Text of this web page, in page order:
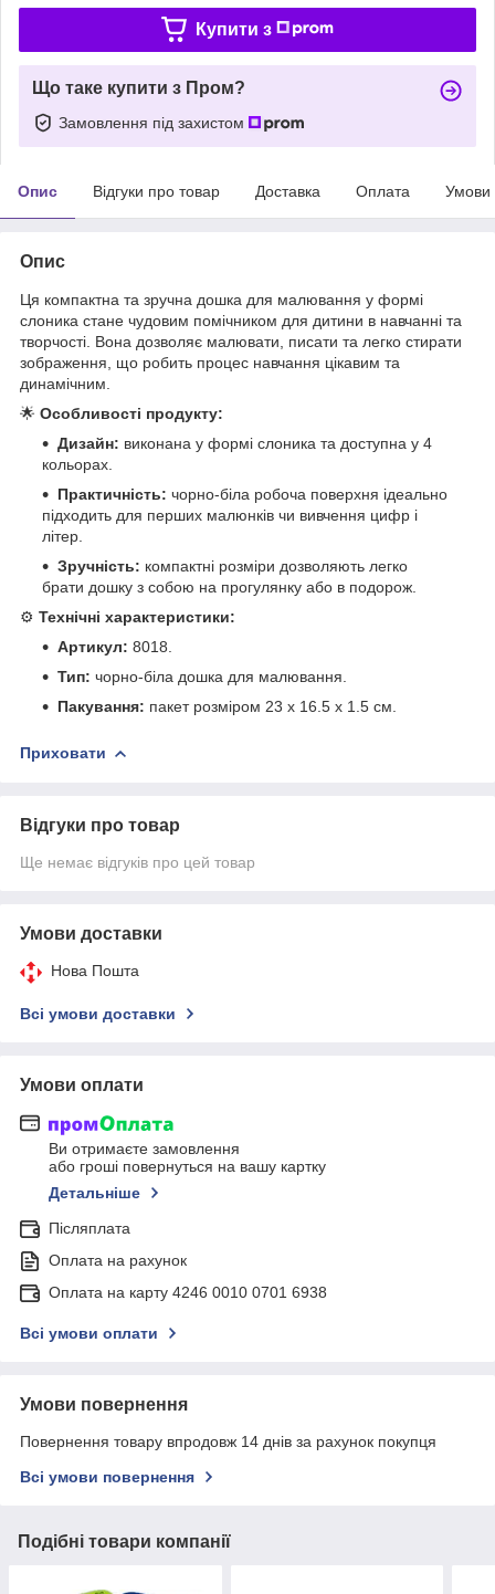
Купити з
Що таке купити з Пром?
Замовлення під захистом
Опис Відгуки про товар Доставка Оплата Умови
Опис
Ця компактна та зручна дошка для малювання у формі
слоника стане чудовим помічником для дитини в навчанні та
творчості. Вона дозволяє малювати, писати та легко стирати
зображення, що робить процес навчання цікавим та
динамічним.
🌟 Особливості продукту:
Дизайн: виконана у формі слоника та доступна у 4
кольорах.
Практичність: чорно-біла робоча поверхня ідеально
підходить для перших малюнків чи вивчення цифр і
літер.
Зручність: компактні розміри дозволяють легко
брати дошку з собою на прогулянку або в подорож.
⚙️ Технічні характеристики:
Артикул: 8018.
Тип: чорно-біла дошка для малювання.
Пакування: пакет розміром 23 х 16.5 х 1.5 см.
Приховати
Відгуки про товар
Ще немає відгуків про цей товар
Умови доставки
Нова Пошта
Всі умови доставки
Умови оплати
Ви отримаєте замовлення
або гроші повернуться на вашу картку
Детальніше
Післяплата
Оплата на рахунок
Оплата на карту 4246 0010 0701 6938
Всі умови оплати
Умови повернення
Повернення товару впродовж 14 днів за рахунок покупця
Всі умови повернення
Подібні товари компанії